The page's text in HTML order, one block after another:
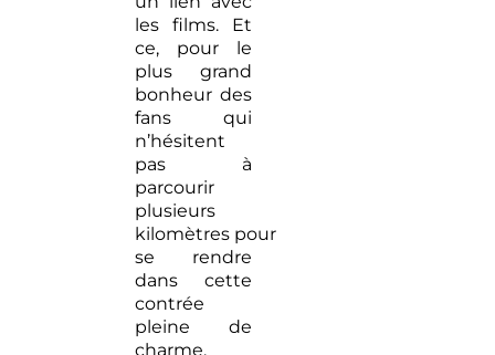
les films. Et
ce, pour le
plus grand
bonheur des
fans qui
n’hésitent
pas à
parcourir
plusieurs
kilomètres pour
se rendre
dans cette
contrée
pleine de
charme.